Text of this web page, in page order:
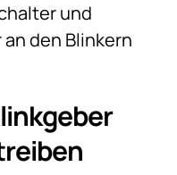
und
den Blinkern